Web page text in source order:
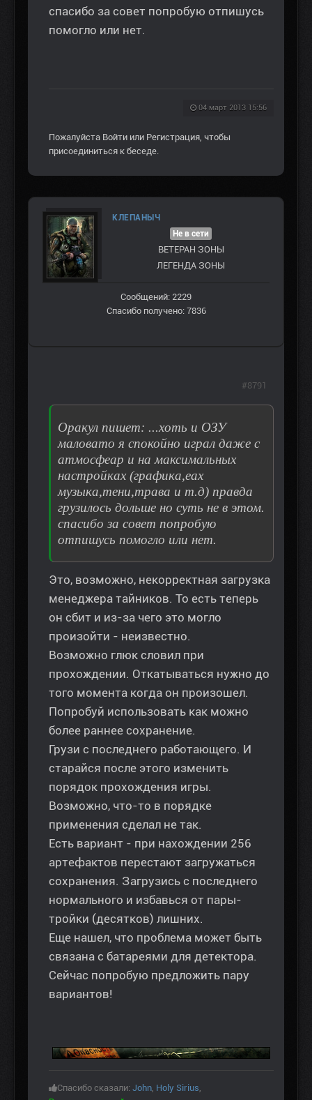
спасибо за совет попробую отпишусь
помогло или нет.
04 март 2013 15:56
Пожалуйста Войти или Регистрация , чтобы
присоединиться к беседе.
КЛЕПАНЫЧ
Не в сети
ВЕТЕРАН ЗOНЫ
ЛЕГЕНДА ЗОНЫ
Сообщений: 2229
Спасибо получено: 7836
Оракул пишет: ...хоть и ОЗУ
маловато я спокойно играл даже с
атмосфеар и на максимальных
настройках (графика,еах
музыка,тени,трава и т.д) правда
грузилось дольше но суть не в этом.
спасибо за совет попробую
отпишусь помогло или нет.
Это, возможно, некорректная загрузка
менеджера тайников. То есть теперь
он сбит и из-за чего это могло
произойти - неизвестно.
Возможно глюк словил при
прохождении. Откатываться нужно до
того момента когда он произошел.
Попробуй использовать как можно
более раннее сохранение.
Грузи с последнего работающего. И
старайся после этого изменить
порядок прохождения игры.
Возможно, что-то в порядке
применения сделал не так.
Есть вариант - при нахождении 256
артефактов перестают загружаться
сохранения. Загрузись с последнего
нормального и избавься от пары-
тройки (десятков) лишних.
Еще нашел, что проблема может быть
связана с батареями для детектора.
Сейчас попробую предложить пару
вариантов!
Спасибо сказали: John Holy Sirius
#8791